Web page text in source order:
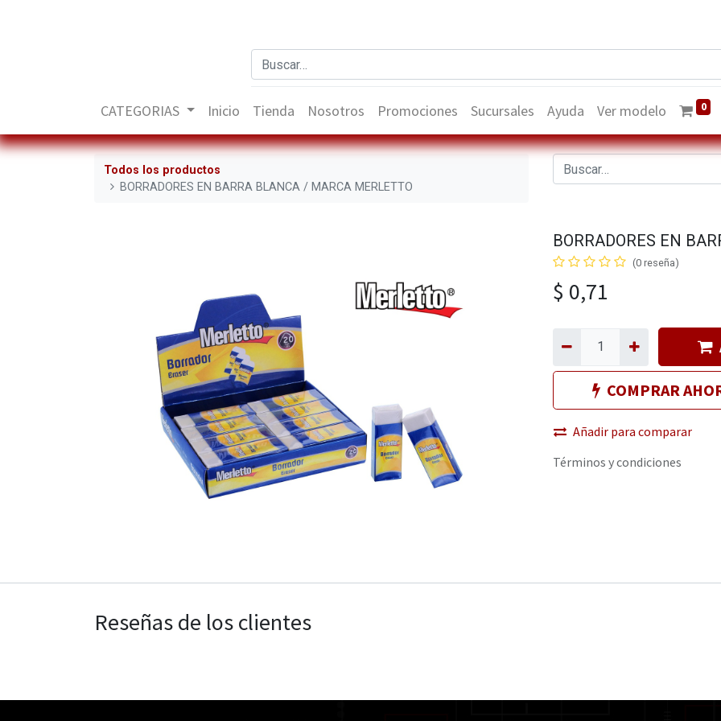
CATEGORIAS Inicio Tienda Nosotros Promociones Sucursales Ayuda Ver modelo 0
Todos los productos
BORRADORES EN BARRA BLANCA / MARCA MERLETTO
BORRADORES EN
(0 reseña)
$ 0,71
COMPRAR
Añadir para comparar
Términos y condiciones
Reseñas de los clientes